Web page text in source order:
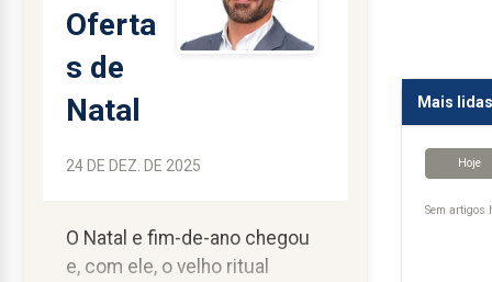
Oferta
s de
Natal
24 DE DEZ. DE 2025
O Natal e fim-de-ano chegou
e, com ele, o velho ritual
Mais lidas
Hoje
Sem artigos